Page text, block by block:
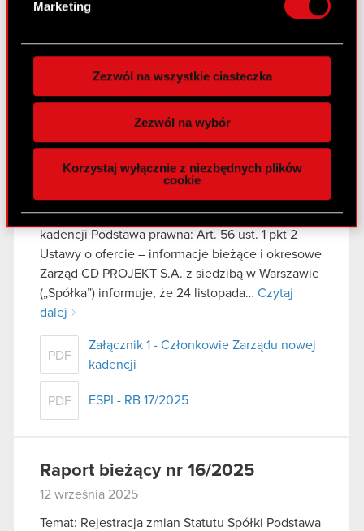
preferencje w
. W Deklaracji
zgodę w dowolnej chwili.
Wykorzystujemy pliki cookie do
funkcje społecznościowe i analizować ruch w
naszej witrynie. Informacje o tym, jak korzystasz
z naszej witryny, udostępniamy partnerom
Partnerzy mogą połączyć te informacje z innymi
danymi otrzymanymi od Ciebie lub uzyskanymi
podczas korzystania z ich usług. Kontynuując
korzystanie z naszej witryny, zgadasz się na
używanie plików cookie.
Marketing
Zezwól na wszystkie ciasteczka
Zezwól na wybór
Korzystaj wyłącznie z niezbędnych plików
cookie
publicznej wiadomości informację o przyjęciu
Raport bieżący nr 17/2025
Temat: Powołanie Członków Zarządu nowej
kadencji Podstawa prawna: Art. 56 ust. 1 pkt 2
Ustawy o ofercie – informacje bieżące i okresowe
Zarząd CD PROJEKT S.A. z siedzibą w Warszawie
(„Spółka”) informuje, że 24 listopada… Czytaj
dalej
PDF
Załącznik 1 - Członkowie Zarządu nowej
kadencji
PDF ESPI - RB 17/2025
Raport bieżący nr 16/2025
12 września 2025
Temat: Rejestracja zmian Statutu Spółki Podstawa